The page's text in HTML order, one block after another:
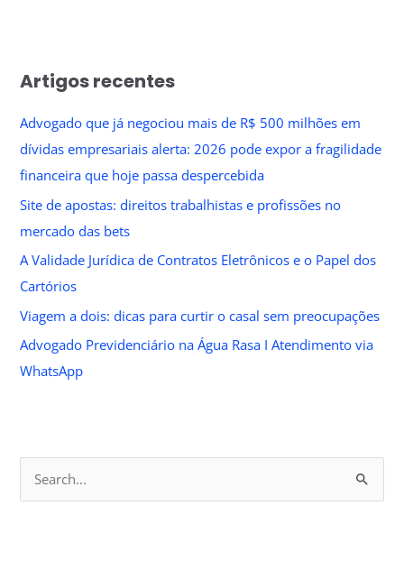
Artigos recentes
Advogado que já negociou mais de R$ 500 milhões em
dívidas empresariais alerta: 2026 pode expor a fragilidade
financeira que hoje passa despercebida
Site de apostas: direitos trabalhistas e profissões no
mercado das bets
A Validade Jurídica de Contratos Eletrônicos e o Papel dos
Cartórios
Viagem a dois: dicas para curtir o casal sem preocupações
Advogado Previdenciário na Água Rasa I Atendimento via
WhatsApp
e